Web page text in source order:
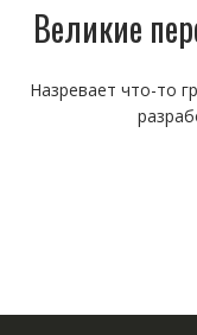
Великие
Назревает что-то